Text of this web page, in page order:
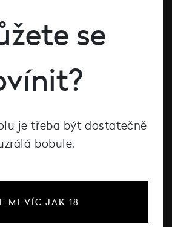
Růžové víno
se
je třeba být dostatečně
bobule.
MI VÍC JAK 18